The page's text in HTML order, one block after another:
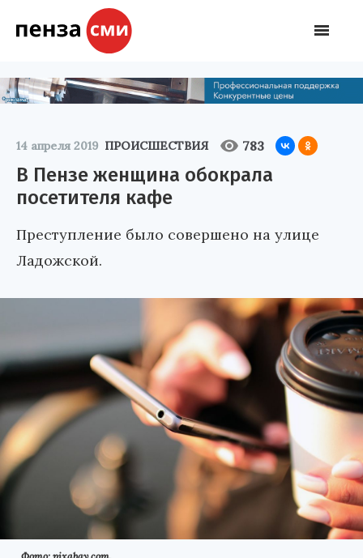
14 апреля 2019 ПРОИСШЕСТВИЯ 783
В Пензе женщина обокрала
посетителя кафе
Преступление было совершено на улице
Ладожской.